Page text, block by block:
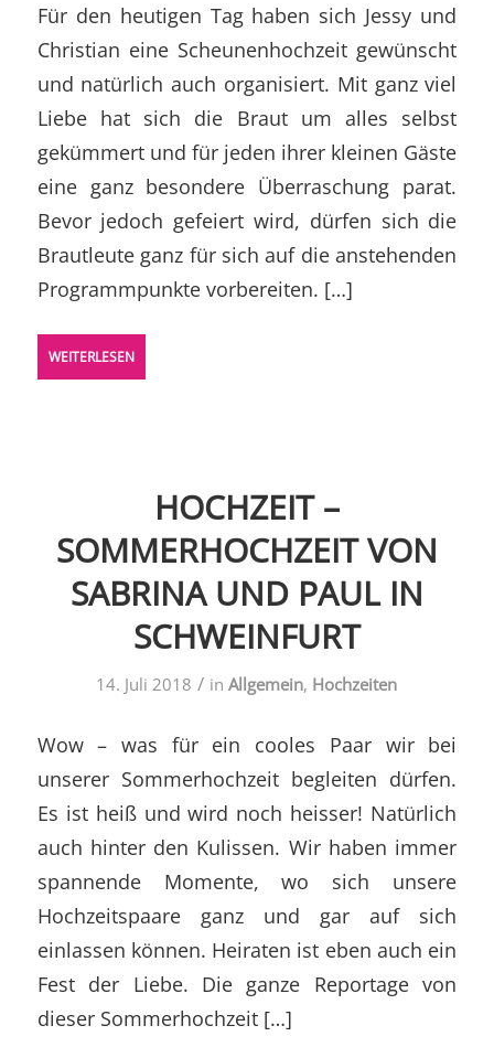
Für den heutigen Tag haben sich Jessy und
Christian eine Scheunenhochzeit gewünscht
und natürlich auch organisiert. Mit ganz viel
Liebe hat sich die Braut um alles selbst
gekümmert und für jeden ihrer kleinen Gäste
eine ganz besondere Überraschung parat.
Bevor jedoch gefeiert wird, dürfen sich die
Brautleute ganz für sich auf die anstehenden
Programmpunkte vorbereiten. […]
WEITERLESEN
HOCHZEIT –
SOMMERHOCHZEIT VON
SABRINA UND PAUL IN
SCHWEINFURT
14. Juli 2018 / inAllgemein, Hochzeiten
Wow – was für ein cooles Paar wir bei
unserer Sommerhochzeit begleiten dürfen.
Es ist heiß und wird noch heisser! Natürlich
auch hinter den Kulissen. Wir haben immer
spannende Momente, wo sich unsere
Hochzeitspaare ganz und gar auf sich
einlassen können. Heiraten ist eben auch ein
Fest der Liebe. Die ganze Reportage von
dieser Sommerhochzeit […]